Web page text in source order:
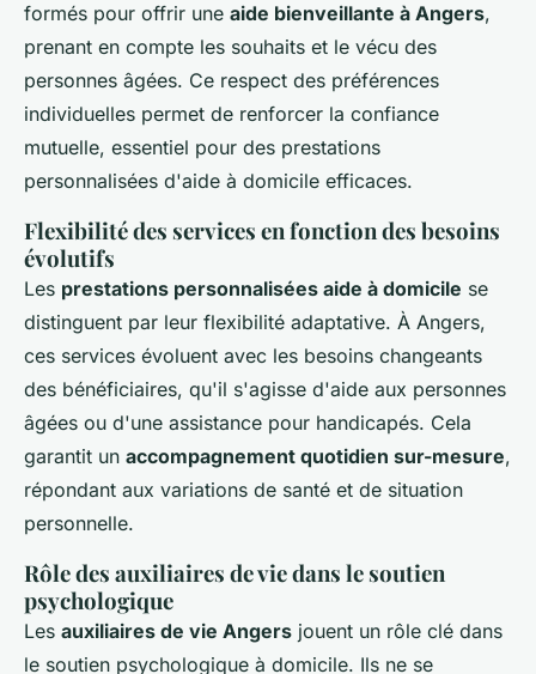
formés pour offrir une aide bienveillante à Angers,
prenant en compte les souhaits et le vécu des
personnes âgées. Ce respect des préférences
individuelles permet de renforcer la confiance
mutuelle, essentiel pour des prestations
personnalisées d'aide à domicile efficaces.
Flexibilité des services en fonction des besoins
évolutifs
Les prestations personnalisées aide à domicile se
distinguent par leur flexibilité adaptative. À Angers,
ces services évoluent avec les besoins changeants
des bénéficiaires, qu'il s'agisse d'aide aux personnes
âgées ou d'une assistance pour handicapés. Cela
garantit un accompagnement quotidien sur-mesure,
répondant aux variations de santé et de situation
personnelle.
Rôle des auxiliaires de vie dans le soutien
psychologique
Les auxiliaires de vie Angers jouent un rôle clé dans
le soutien psychologique à domicile. Ils ne se